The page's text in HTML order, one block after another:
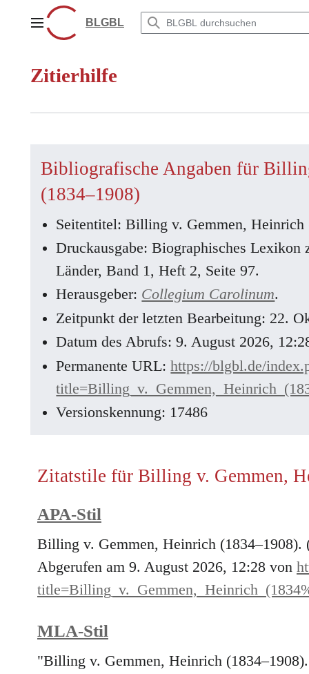
springenHauptmenüBLGBL
Zitierhilfe
Bibliografische Angaben für
(1834–1908)
Seitentitel: Billing v. Gemmen, Heinrich
Druckausgabe: Biographisches Lexikon
Länder, Band 1, Heft 2, Seite 97.
Herausgeber: Collegium Carolinum.
Zeitpunkt der letzten Bearbeitung: 22.
Datum des Abrufs: 9. August 2026,
Permanente URL:https://blgbl.de/
Versionskennung: 17486
Zitatstile für Billing v. Gemmen,
APA-Stil
Billing v. Gemmen, Heinrich
Abgerufen am 9. August 2026, 12:28 von
MLA-Stil
"Billing v. Gemmen, Heinrich